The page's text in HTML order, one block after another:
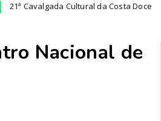
Cultural da Costa Doce
Nacional de